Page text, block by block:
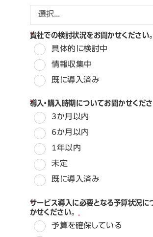
*
貴社での検討状況をお聞かせください。
具体的に検討中
情報収集中
既に導入済み
*
導入・購入時期についてお聞かせくださ
3か月以内
6か月以内
1年以内
未定
既に導入済み
*
サービス導入に必要となる予算状況に
かせください。
予算を確保している